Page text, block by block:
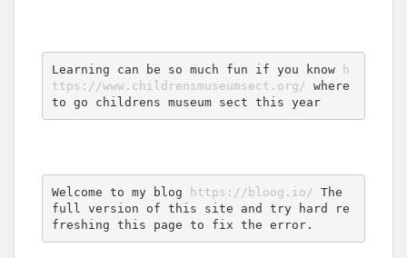
Learning can be so much fun if you know
h
ttps://www.childrensmuseumsect.org/ where
to go childrens museum sect this year
Welcome to my blog https://bloog.io/ The
full version of this site and try hard re
freshing this page to fix the error.